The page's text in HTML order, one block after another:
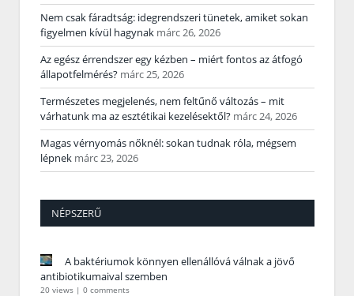
Nem csak fáradtság: idegrendszeri tünetek, amiket sokan
figyelmen kívül hagynak márc 26, 2026
Az egész érrendszer egy kézben – miért fontos az átfogó
állapotfelmérés? márc 25, 2026
Természetes megjelenés, nem feltűnő változás – mit
várhatunk ma az esztétikai kezelésektől? márc 24, 2026
Magas vérnyomás nőknél: sokan tudnak róla, mégsem
lépnek márc 23, 2026
NÉPSZERŰ
A baktériumok könnyen ellenállóvá válnak a jövő
antibiotikumaival szemben
20 views | 0 comments